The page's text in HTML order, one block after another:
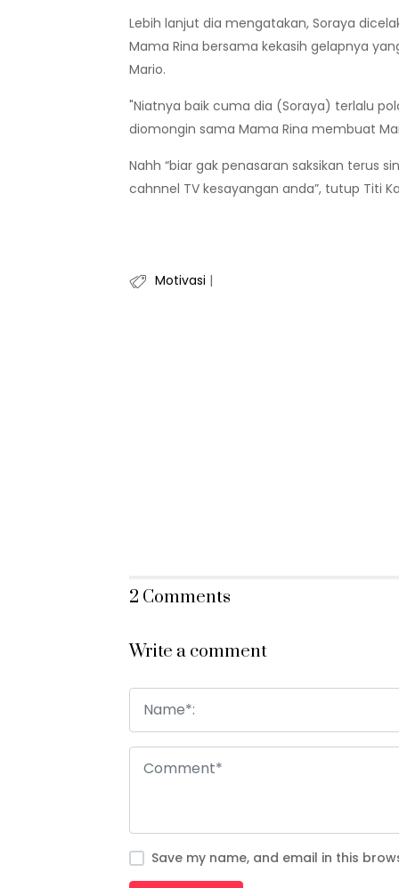
Lebih lanjut dia mengatakan, Soraya
Mama Rina bersama kekasih gelapnya
Mario.
"Niatnya baik cuma dia (Soraya) terlalu
diomongin sama Mama Rina membuat
Nahh “biar gak penasaran saksikan terus
cahnnel TV kesayangan anda”, tutup Titi
Motivasi |
2 Comments
Write a comment
Save my name, and email in this